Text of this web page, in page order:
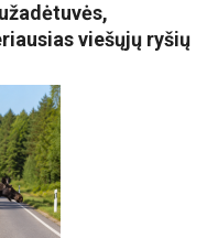
viešųjų ryšių